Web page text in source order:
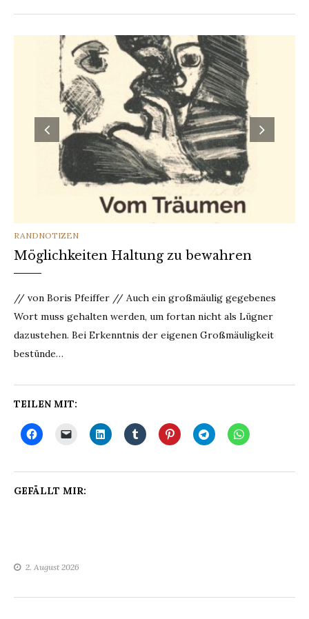
CATEGORIES
RANDNOTIZEN
Möglichkeiten Haltung zu bewahren
// von Boris Pfeiffer // Auch ein großmäulig gegebenes
Wort muss gehalten werden, um fortan nicht als Lügner
dazustehen. Bei Erkenntnis der eigenen Großmäuligkeit
bestünde…
TEILEN MIT:
GEFÄLLT MIR:
2. August 2026